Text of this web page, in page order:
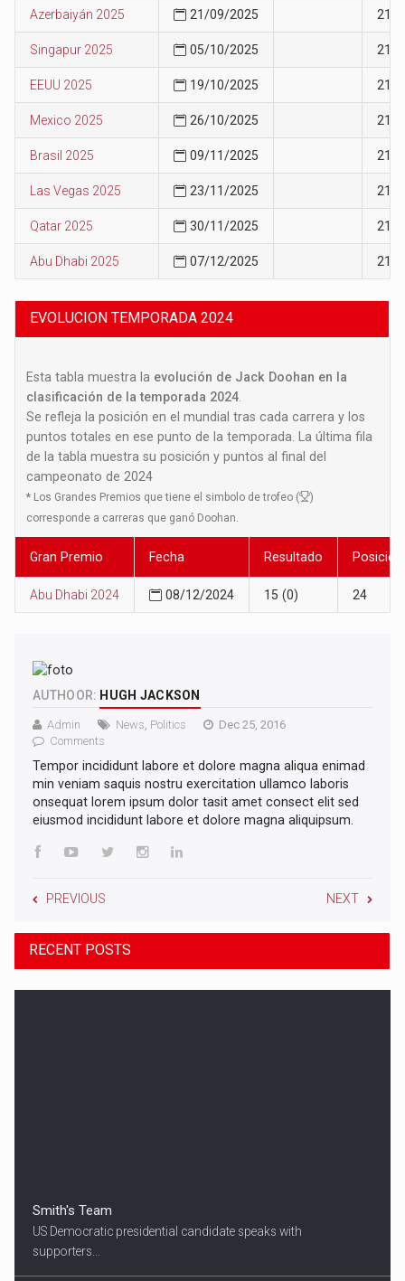
Azerbaiyán 2025 21/09/2025 21
Singapur 2025 05/10/2025 21
EEUU 2025 19/10/2025 21
Mexico 2025 26/10/2025 21
Brasil 2025 09/11/2025 21
Las Vegas 2025 23/11/2025 21
Qatar 2025 30/11/2025 21
Abu Dhabi 2025 07/12/2025 21
EVOLUCION TEMPORADA 2024
Esta tabla muestra la evolución de Jack Doohan en la
clasificación de la temporada 2024
Se refleja la posición en el mundial tras cada carrera y los
puntos totales en ese punto de la temporada. La última fila
de la tabla muestra su posición y puntos al final del
campeonato de 2024
* Los Grandes Premios que tiene el simbolo de trofeo (
)
corresponde a carreras que ganó Doohan.
Gran Premio Fecha Resultado Posición
Abu Dhabi 2024 08/12/2024 15 (0) 24
AUTHOOR: HUGH JACKSON
Admin News Politics
Dec 25, 2016
Comments
Tempor incididunt labore et dolore magna aliqua enimad
min veniam saquis nostru exercitation ullamco laboris
onsequat lorem ipsum dolor tasit amet consect elit sed
eiusmod incididunt labore et dolore magna aliquipsum.
PREVIOUS NEXT
RECENT POSTS
Smith's Team
US Democratic presidential candidate speaks with
supporters...